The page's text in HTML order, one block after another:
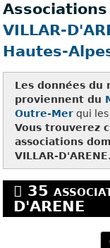
VILLAR-
Hautes-
Les données du
proviennent du
Outre-Mer qui
Vous trouverez
associations
VILLAR-D'ARENE.
35
D'ARENE